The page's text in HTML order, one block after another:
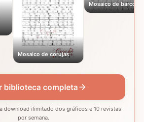
Mosaico de corujas
Mosaico de barcos
biblioteca completa
download ilimitado dos gráficos e 10 revistas
por semana.